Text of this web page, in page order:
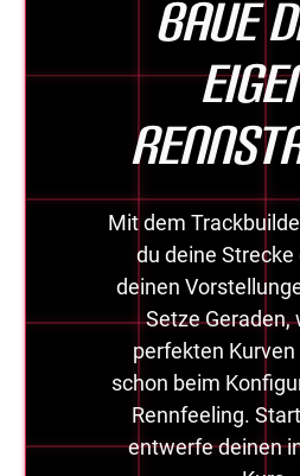
Baue
Mit dem
du deine Strecke
deinen
Setze Geraden,
perfekten Kurven
schon beim
Rennfeeling.
entwerfe deinen